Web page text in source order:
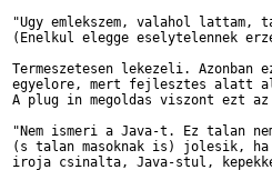
"Ugy emlekszem, valahol lattam,
(Enelkul elegge eselytelennek
Termeszetesen lekezeli. Azonban
egyelore, mert fejlesztes alatt
A plug in megoldas viszont ezt
"Nem ismeri a Java-t. Ez talan
(s talan masoknak is) jolesik,
iroja csinalta, Java-stul,